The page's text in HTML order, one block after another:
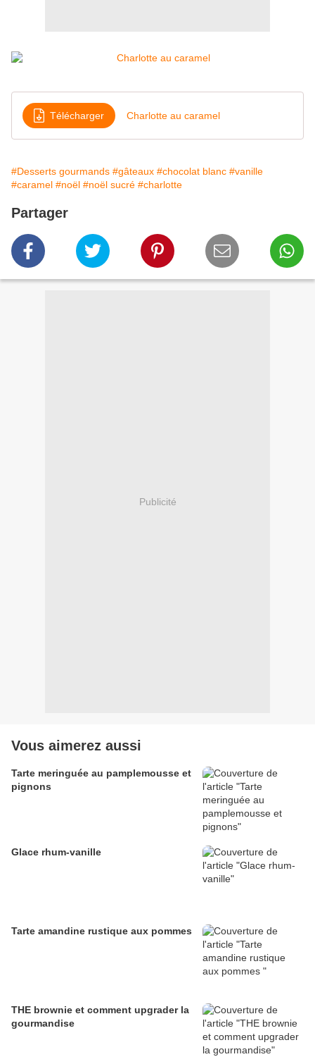
Télécharger Charlotte au caramel
#Desserts gourmands #gâteaux #chocolat blanc #vanille
#caramel #noël #noël sucré #charlotte
Partager
Publicité
Vous aimerez aussi
Tarte meringuée au pamplemousse et
pignons
Glace rhum-vanille
Tarte amandine rustique aux pommes
THE brownie et comment upgrader la
gourmandise